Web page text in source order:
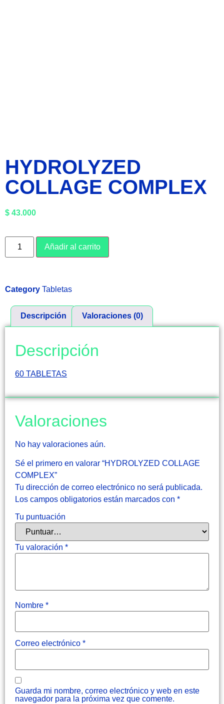
HYDROLYZED
COLLAGE COMPLEX
$ 43.000
Añadir al carrito
Category Tabletas
Descripción Valoraciones (0)
Descripción
60 TABLETAS
Valoraciones
No hay valoraciones aún.
Sé el primero en valorar “HYDROLYZED COLLAGE
COMPLEX”
Tu dirección de correo electrónico no será publicada.
Los campos obligatorios están marcados con *
Tu puntuación
Tu valoración *
Nombre *
Correo electrónico *
Guarda mi nombre, correo electrónico y web en este
navegador para la próxima vez que comente.